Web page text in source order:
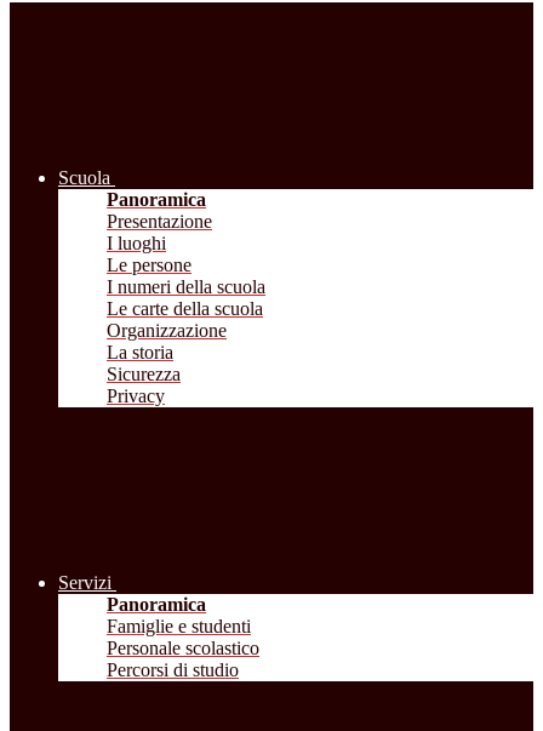
Scuola
Panoramica
Presentazione
I luoghi
Le persone
I numeri della scuola
Le carte della scuola
Organizzazione
La storia
Sicurezza
Privacy
Servizi
Panoramica
Famiglie e studenti
Personale scolastico
Percorsi di studio